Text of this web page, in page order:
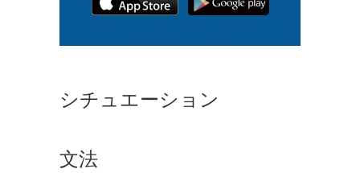
シチュエーション
文法